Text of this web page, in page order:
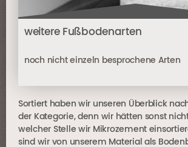
weitere Fußbodenarten
noch nicht einzeln besprochene Arten
Sortiert haben wir unseren Überblick
der Kategorie, denn wir hätten sonst
welcher Stelle wir Mikrozement
sind wir von unserem Material als